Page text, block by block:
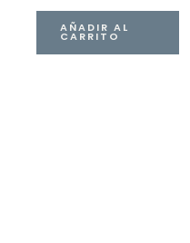
AÑADIR AL
CARRITO